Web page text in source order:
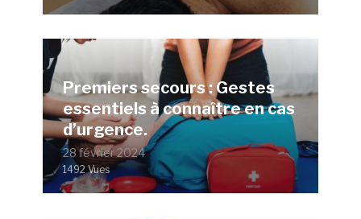
Premiers secours : Gestes
essentiels à connaître en cas
d’urgence.
28 février 2024
1492 Vues